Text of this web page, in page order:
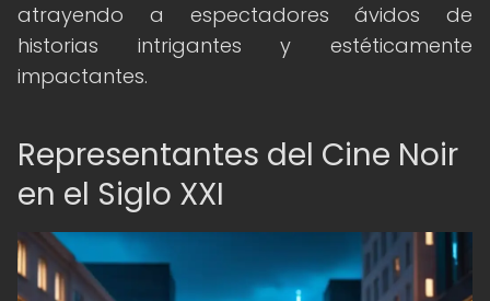
atrayendo a espectadores ávidos de
historias intrigantes y estéticamente
impactantes.
Representantes del Cine Noir
en el Siglo XXI